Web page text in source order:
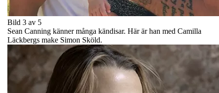
Bild 3 av 5
Sean Canning känner många kändisar. Här är han med Camilla
Läckbergs make Simon Sköld.